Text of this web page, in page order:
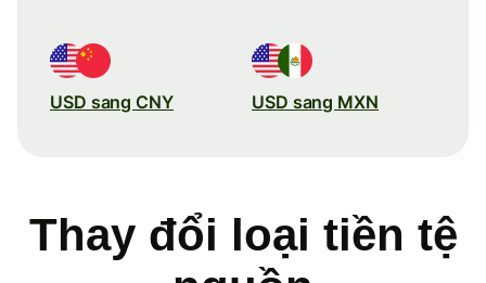
USD sang CNY USD sang MXN
Thay đổi loại tiền tệ